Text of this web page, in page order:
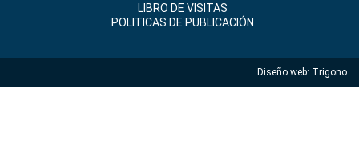
LIBRO DE VISITAS
POLITICAS DE PUBLICACIÓN
Diseño web: Trigono